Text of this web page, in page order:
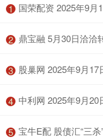
1 国荣配资 2025年9
2 鼎宝融 5月30日洽洽
3 股巢网 2025年9月
4 中利网 2025年9月
5 宝牛E配 股债汇“三杀” “卖出美国”再